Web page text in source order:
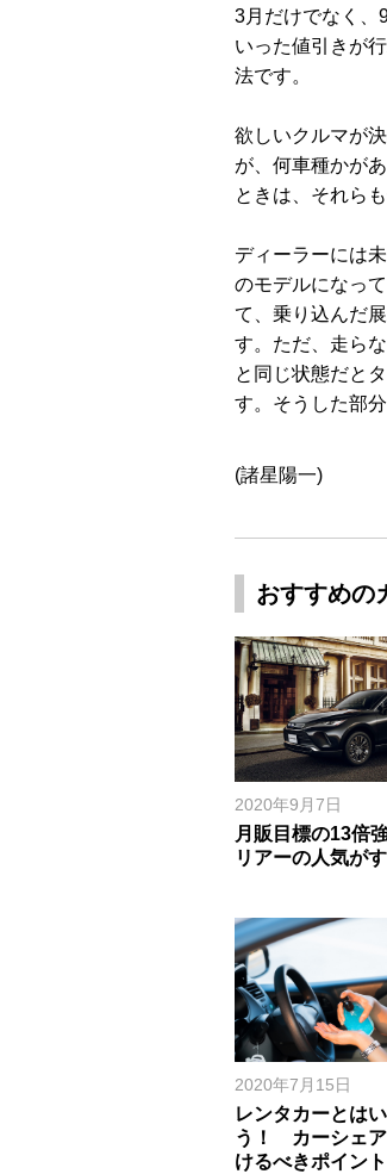
3月だけでなく、
いった値引きが
法です。
欲しいクルマが
が、何車種かが
ときは、それら
ディーラーには
のモデルになっ
て、乗り込んだ
す。ただ、走ら
と同じ状態だと
す。そうした部
(諸星陽一)
おすすめの
2020年9月7日
月販目標の13倍
リアーの人気が
2020年7月15日
レンタカーとは
う！ カーシェ
けるべきポイン